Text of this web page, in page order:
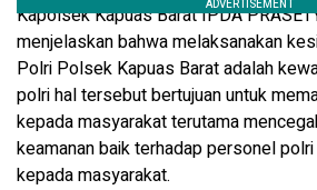
Kapolsek Kapuas Barat IPDA
menjelaskan bahwa melaksanakan
Polri Polsek Kapuas Barat adalah
polri hal tersebut bertujuan untuk
kepada masyarakat terutama
keamanan baik terhadap personel
kepada masyarakat.